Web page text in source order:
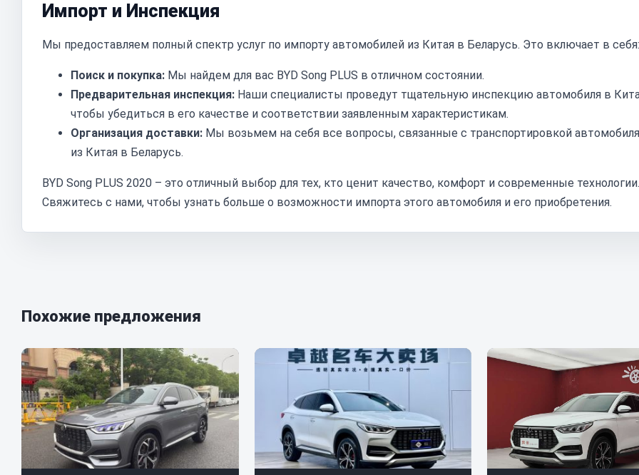
Импорт и Инспекция
Мы предоставляем полный спектр услуг по импорту автомобилей из Китая в Беларусь. Это включает в себя:
Поиск и покупка: Мы найдем для вас BYD Song PLUS в отличном состоянии.
Предварительная инспекция: Наши специалисты проведут тщательную инспекцию автомобиля в
чтобы убедиться в его качестве и соответствии заявленным характеристикам.
Организация доставки: Мы возьмем на себя все вопросы, связанные с транспортировкой автомобиля
из Китая в Беларусь.
BYD Song PLUS 2020 – это отличный выбор для тех, кто ценит качество, комфорт и современные технологии.
Свяжитесь с нами, чтобы узнать больше о возможности импорта этого автомобиля и его приобретения.
Похожие предложения